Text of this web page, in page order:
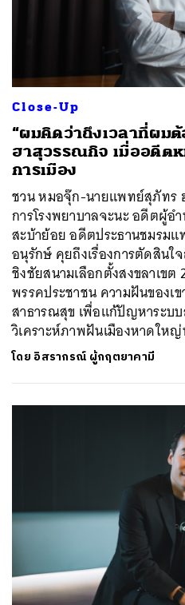
Close-Up
“ผมคิดว่าถึงเวลาที่ผม
ฮาสุวรรณกิจ เมื่ออดีต
การเมือง
ชวน หมอจุ๊ก-นายแพทย์สุภัทร
การโรงพยาบาลจะนะ อดีตผู้อ
สะบ้าย้อย อดีตประธานชมรม
อนุรักษ์ คุยถึงเรื่องการตัดสินใ
ชิงชัยสนามเลือกตั้งสงขลาเข
พรรคประชาชน ความฝันของเ
สาธารณสุข เพื่อแก้ปัญหาระบ
วิเคราะห์ภาพฝันเมืองหาดให
โดย อิสรากรณ์ ผู้กฤตยาคามี